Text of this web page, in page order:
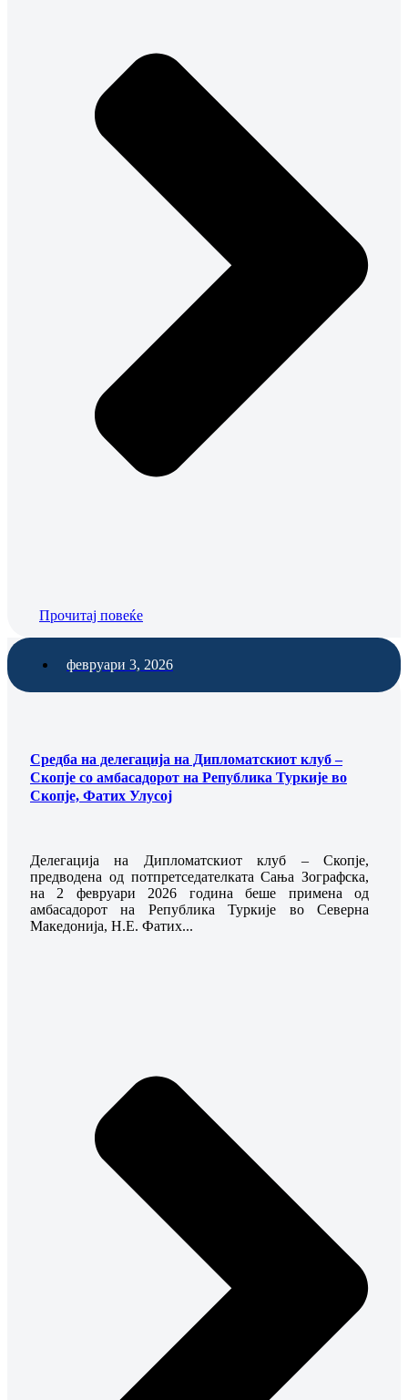
Прочитај повеќе
февруари 3, 2026
Средба на делегација на Дипломатскиот клуб –
Скопје со амбасадорот на Република Туркије во
Скопје, Фатих Улусој
Делегација на Дипломатскиот клуб – Скопје,
предводена од потпретседателката Сања Зографска,
на 2 февруари 2026 година беше примена од
амбасадорот на Република Туркије во Северна
Македонија, Н.Е. Фатих...